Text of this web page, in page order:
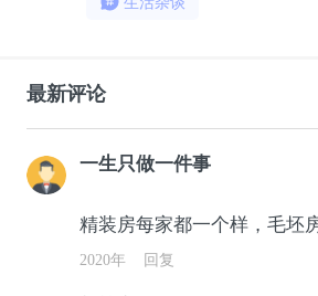
最新评论
一生只做一件事
精装房每家都一个样，毛坯
2020年 回复